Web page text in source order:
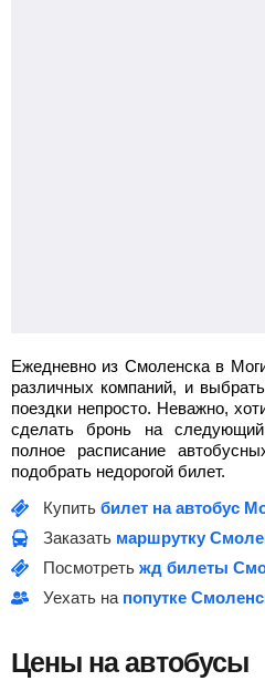
Ежедневно из Смоленска в
различных компаний, и
поездки непросто. Неважно,
сделать бронь на
полное расписание
подобрать недорогой билет.
Купить билет на автобус
Заказать маршрутку
Посмотреть жд билеты
Уехать на попутке
Цены на автобусы